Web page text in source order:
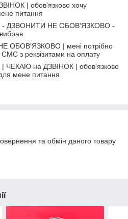
| обов'язково хочу
питання
- ДЗВОНИТИ НЕ ОБОВ'ЯЗКОВО -
ОБОВ'ЯЗКОВО | мені потрібно
з реквізитами на оплату
| ЧЕКАЮ на ДЗВІНОК | обов'язково
для мене питання
та обмін даного товару